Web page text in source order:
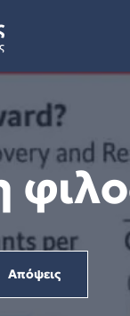
Απόψεις